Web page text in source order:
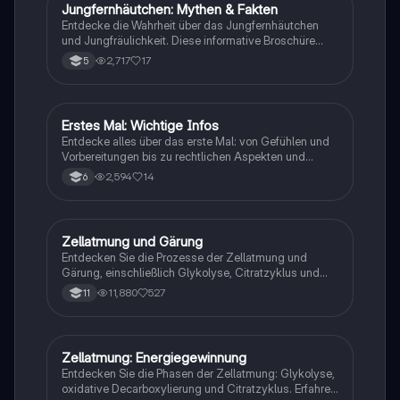
Biologie
Jungfernhäutchen: Mythen & Fakten
Entdecke die Wahrheit über das Jungfernhäutchen
und Jungfräulichkeit. Diese informative Broschüre
klärt über gängige Mythen auf, erklärt die
medizinischen Fakten und bietet Einblicke in kulturelle
5 2,717 17
Biologie
Erstes Mal: Wichtige Infos
Entdecke alles über das erste Mal: von Gefühlen und
Vorbereitungen bis zu rechtlichen Aspekten und
Verhütung. Diese Übersicht bietet dir wertvolle Tipps
und Informationen, um sicher und informiert in deine
möchten.
6 2,594 14
Biologie
Zellatmung und Gärung
Entdecken Sie die Prozesse der Zellatmung und
Gärung, einschließlich Glykolyse, Citratzyklus und
Atmungskette. Erfahren Sie, wie Glucose abgebaut
wird, ATP produziert wird und welche Rolle anaerobe
11 11,880 527
Biologie
Zellatmung: Energiegewinnung
Entdecken Sie die Phasen der Zellatmung: Glykolyse,
oxidative Decarboxylierung und Citratzyklus. Erfahren